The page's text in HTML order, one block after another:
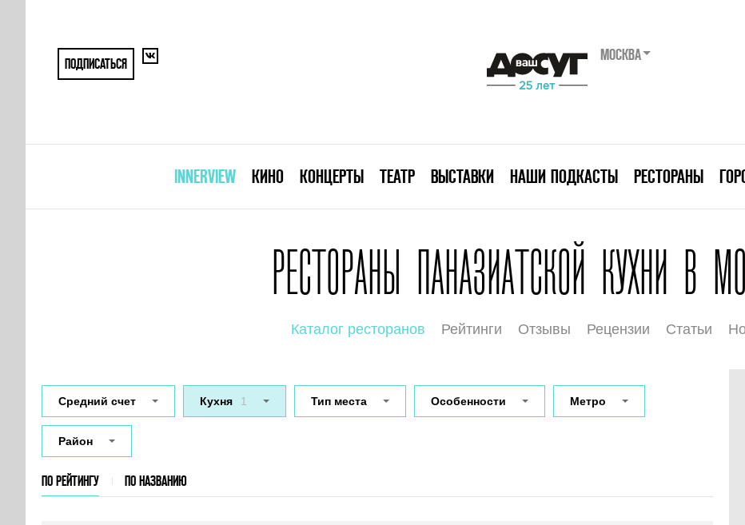
ПОДПИСАТЬСЯ
МОСКВА
INNERVIEW КИНО КОНЦЕРТЫ ТЕАТР ВЫСТАВКИ НАШИ ПОДКАСТЫ РЕСТОРАНЫ
РЕСТОРАНЫ ПАНАЗИАТСКОЙ КУХНИ В
Каталог ресторанов Рейтинги Отзывы Рецензии Статьи
Средний счет Кухня 1 Тип места Особенности Метро
Район
ПО РЕЙТИНГУ ПО НАЗВАНИЮ